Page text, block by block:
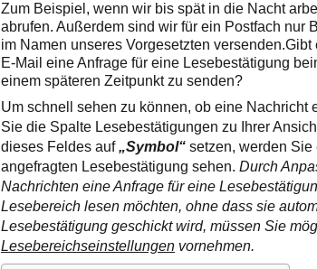
Zum Beispiel, wenn wir bis spät in die Nacht
abrufen. Außerdem sind wir für ein Postfach nur
im Namen unseres Vorgesetzten
E-Mail eine Anfrage für eine Lesebestätigung
einem späteren Zeitpunkt zu senden?
Um schnell sehen zu können, ob eine Nachricht
Sie die Spalte Lesebestätigungen zu Ihrer
dieses Feldes auf„Symbol“setzen, werden
angefragten Lesebestätigung sehen. Durch
Nachrichten eine Anfrage für eine
Lesebereich lesen möchten, ohne dass sie
Lesebestätigung geschickt wird, müssen Sie
Lesebereichseinstellungen vornehmen.